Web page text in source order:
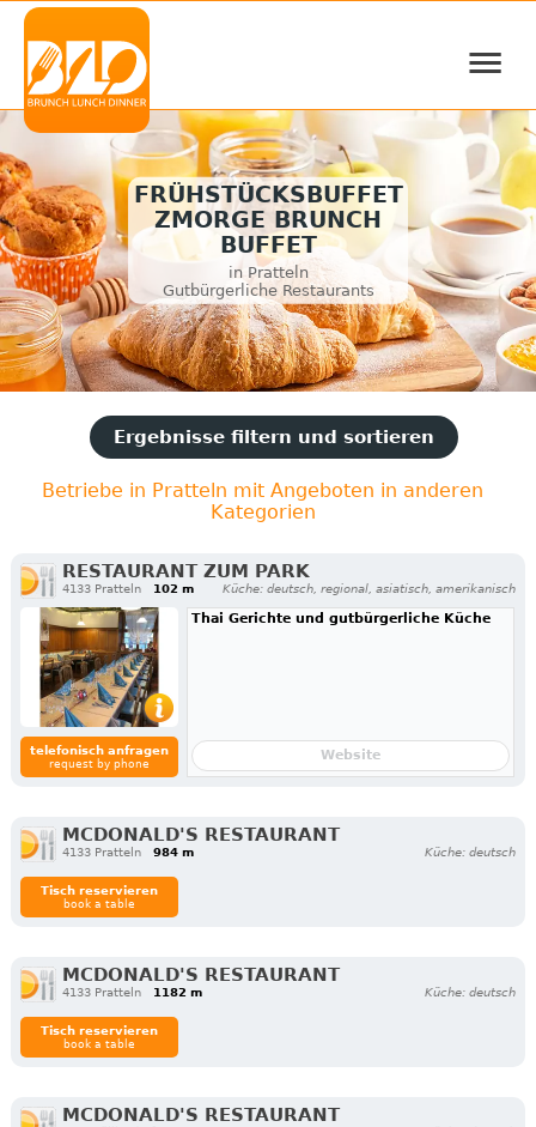
≡
FRÜHSTÜCKSBUFFET
ZMORGE BRUNCH
BUFFET
in Pratteln
Gutbürgerliche Restaurants
Ergebnisse filtern und sortieren
Betriebe in Pratteln mit Angeboten in anderen
Kategorien
RESTAURANT ZUM PARK
4133 Pratteln 102 m Küche: deutsch, regional, asiatisch, amerikanisch
telefonisch anfragen
request by phone
Thai Gerichte und gutbürgerliche Küche
Website
MCDONALD'S RESTAURANT
4133 Pratteln 984 m Küche: deutsch
Tisch reservieren
book a table
MCDONALD'S RESTAURANT
4133 Pratteln 1182 m Küche: deutsch
Tisch reservieren
book a table
MCDONALD'S RESTAURANT